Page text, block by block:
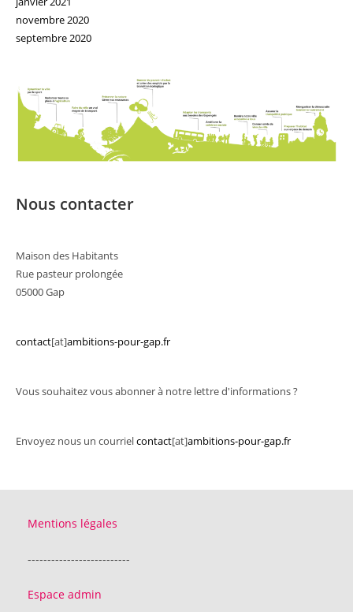
novembre 2020
septembre 2020
Nous contacter
Maison des Habitants
Rue pasteur prolongée
05000 Gap
contact[at]ambitions-pour-gap.fr
Vous souhaitez vous abonner à notre lettre d'informations ?
Envoyez nous un courrielcontact[at]ambitions-pour-gap.fr
Mentions légales
--------------------------
Espace admin